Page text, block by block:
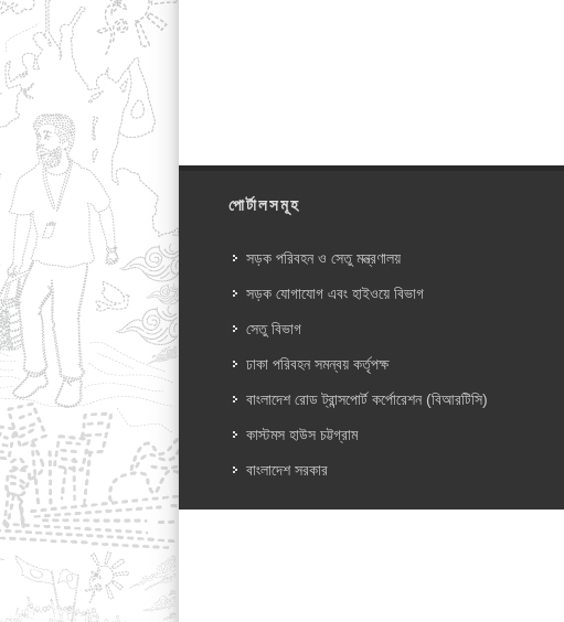
পোর্টালসমূহ
সড়ক পরিবহন ও সেতু মন্ত্রণালয়
সড়ক যোগাযোগ এবং হাইওয়ে বিভাগ
সেতু বিভাগ
ঢাকা পরিবহন সমন্বয় কর্তৃপক্ষ
বাংলাদেশ রোড ট্রান্সপোর্ট কর্পোরেশন (বিআরটিসি)
কাস্টমস হাউস চট্টগ্রাম
বাংলাদেশ সরকার